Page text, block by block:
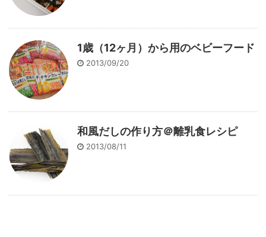
1歳（12ヶ月）から用のベビーフード
2013/09/20
和風だしの作り方＠離乳食レシピ
2013/08/11